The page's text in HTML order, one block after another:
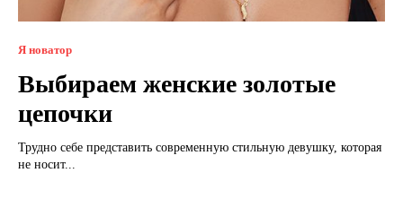
Я новатор
Выбираем женские золотые
цепочки
Трудно себе представить современную стильную девушку, которая
не носит...